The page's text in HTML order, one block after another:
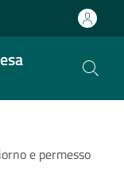
e permesso